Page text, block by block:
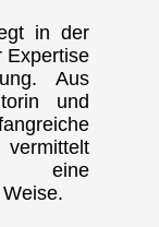
in der
Expertise
Aus
und
eine